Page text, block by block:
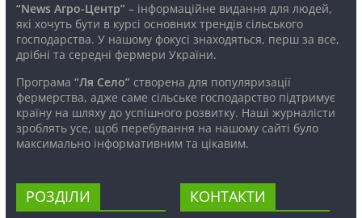
“News Агро-Центр”– інформаційне видання для людей,
які хочуть бути в курсі основних трендів сільського
господарства. У нашому фокусі знаходяться, перш за все,
дрібні та середні фермери України.
Програма “Ля Село”створена для популяризації
фермерства, адже саме сільське господарство підтримує
країну на шляху до успішного розвитку. Наші журналісти
зроблять усе, щоб перебування на нашому сайті було
максимально інформативним та цікавим.
РОЗДІЛИ КОНТАКТИ